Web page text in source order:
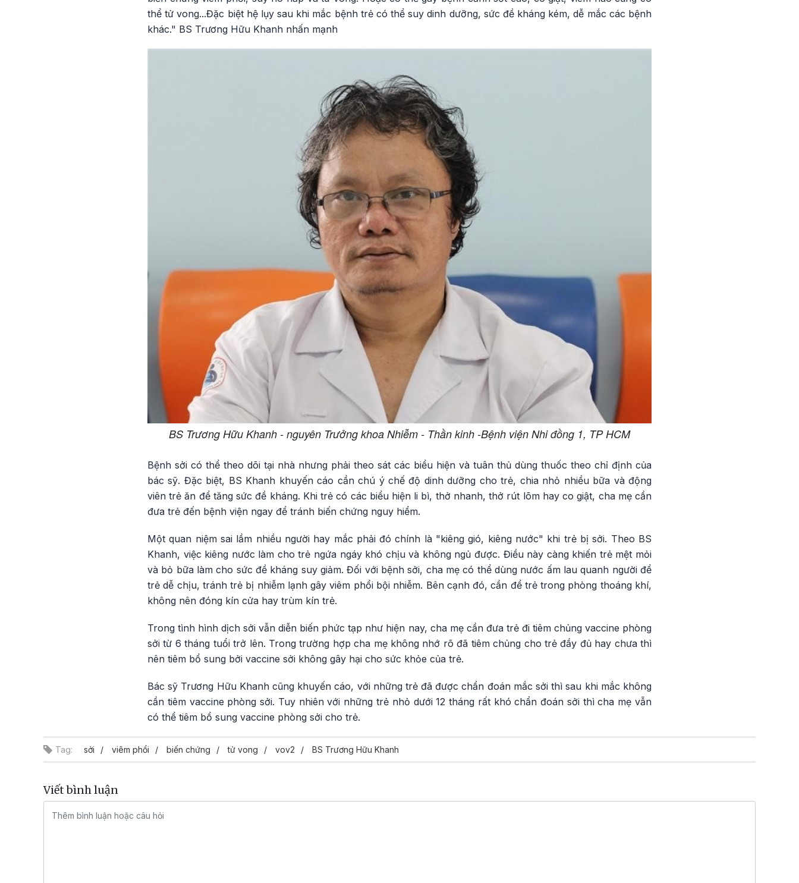
thể tử vong...Đặc biệt hệ lụy sau khi mắc bệnh trẻ có thể suy dinh dưỡng, sức đề kháng kém, dễ mắc các bệnh
khác." BS Trương Hữu Khanh nhấn mạnh
BS Trương Hữu Khanh - nguyên Trưởng khoa Nhiễm - Thần kinh -Bệnh viện Nhi đồng 1, TP HCM
Bệnh sởi có thể theo dõi tại nhà nhưng phải theo sát các biểu hiện và tuân thủ dùng thuốc theo chỉ định của
bác sỹ. Đặc biệt, BS Khanh khuyến cáo cần chú ý chế độ dinh dưỡng cho trẻ, chia nhỏ nhiều bữa và động
viên trẻ ăn để tăng sức đề kháng. Khi trẻ có các biểu hiện li bì, thở nhanh, thở rút lõm hay co giật, cha mẹ cần
đưa trẻ đến bệnh viện ngay để tránh biến chứng nguy hiểm.
Một quan niệm sai lầm nhiều người hay mắc phải đó chính là "kiêng gió, kiêng nước" khi trẻ bị sởi. Theo BS
Khanh, việc kiêng nước làm cho trẻ ngứa ngáy khó chịu và không ngủ được. Điều này càng khiến trẻ mệt mỏi
và bỏ bữa làm cho sức đề kháng suy giảm. Đối với bệnh sởi, cha mẹ có thể dùng nước ấm lau quanh người để
trẻ dễ chịu, tránh trẻ bị nhiễm lạnh gây viêm phổi bội nhiễm. Bên cạnh đó, cần để trẻ trong phòng thoáng khí,
không nên đóng kín cửa hay trùm kín trẻ.
Trong tình hình dịch sởi vẫn diễn biến phức tạp như hiện nay, cha mẹ cần đưa trẻ đi tiêm chủng vaccine phòng
sởi từ 6 tháng tuổi trở lên. Trong trường hợp cha mẹ không nhớ rõ đã tiêm chủng cho trẻ đầy đủ hay chưa thì
nên tiêm bổ sung bởi vaccine sởi không gây hại cho sức khỏe của trẻ.
Bác sỹ Trương Hữu Khanh cũng khuyến cáo, với những trẻ đã được chẩn đoán mắc sởi thì sau khi mắc không
cần tiêm vaccine phòng sởi. Tuy nhiên với những trẻ nhỏ dưới 12 tháng rất khó chẩn đoán sởi thì cha mẹ vẫn
có thể tiêm bổ sung vaccine phòng sởi cho trẻ.
Tag: sởi viêm phổi biến chứng tử vong vov2 BS Trương Hữu Khanh
Viết bình luận